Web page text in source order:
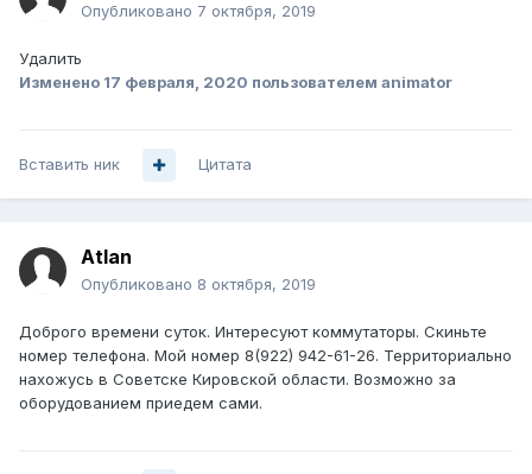
Опубликовано 7 октября, 2019
Удалить
Изменено 17 февраля, 2020 пользователем animator
Вставить ник Цитата
Atlan
Опубликовано 8 октября, 2019
Доброго времени суток. Интересуют коммутаторы. Скиньте
номер телефона. Мой номер 8(922) 942-61-26. Территориально
нахожусь в Советске Кировской области. Возможно за
оборудованием приедем сами.